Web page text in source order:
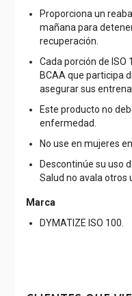
Proporciona un
mañana para
recuperación.
Cada porción de ISO
BCAA que participa
asegurar sus
Este producto no
enfermedad.
No use en mujeres
Descontinúe su uso
Salud no avala otros
Marca
DYMATIZE ISO 100.